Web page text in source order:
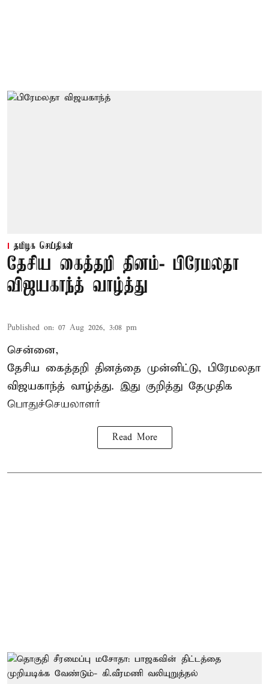
தமிழக செய்திகள்
தேசிய கைத்தறி தினம்- பிரேமலதா
விஜயகாந்த் வாழ்த்து
Published on: 07 Aug 2026, 3:08 pm
சென்னை,
தேசிய கைத்தறி தினத்தை முன்னிட்டு, பிரேமலதா
விஜயகாந்த் வாழ்த்து. இது குறித்து தேமுதிக
பொதுச்செயலாளர்
Read More